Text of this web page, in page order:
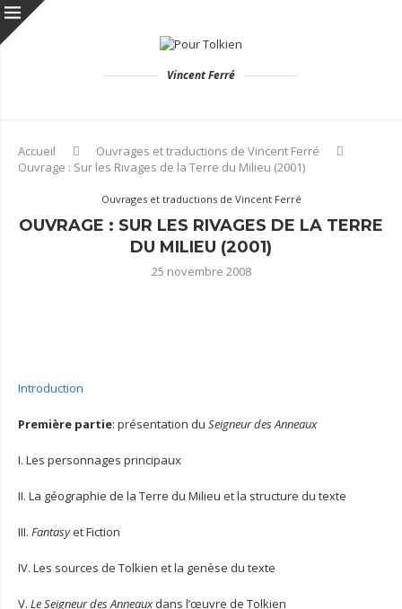
Vincent Ferré
Accueil
Ouvrages et traductions de Vincent Ferré
Ouvrage : Sur les Rivages de la Terre du Milieu (2001)
Ouvrages et traductions de Vincent Ferré
OUVRAGE : SUR LES RIVAGES DE LA TERRE
DU MILIEU (2001)
25 novembre 2008
Introduction
Première partie: présentation du Seigneur des Anneaux
I. Les personnages principaux
II. La géographie de la Terre du Milieu et la structure du texte
III. Fantasyet Fiction
IV. Les sources de Tolkien et la genèse du texte
V. Le Seigneur des Anneauxdans l’œuvre de Tolkien